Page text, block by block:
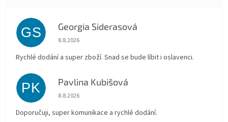
GS Georgia Siderasová
Hodnocení obchodu je 5 z 5 hvězdiček.
8.8.2026
Rychlé dodání a super zboží. Snad se bude líbit i oslavenci.
PK Pavlina Kubišová
Hodnocení obchodu je 5 z 5 hvězdiček.
8.8.2026
Doporučuji, super komunikace a rychlé dodání.